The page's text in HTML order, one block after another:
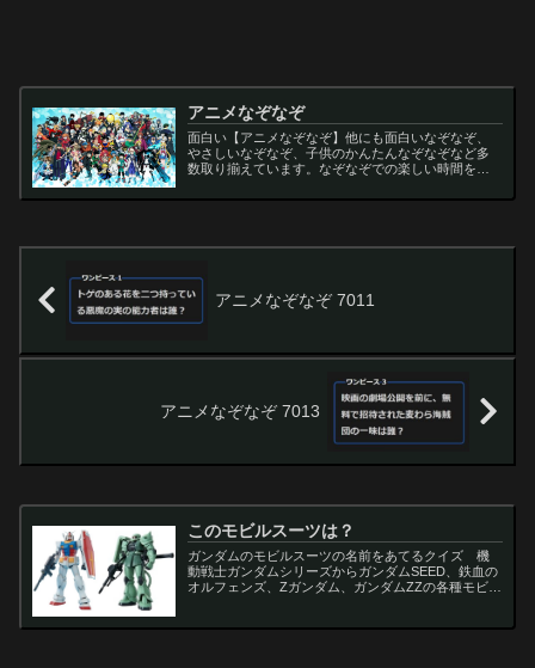
アニメなぞなぞ
面白い【アニメなぞなぞ】他にも面白いなぞなぞ、
やさしいなぞなぞ、子供のかんたんなぞなぞなど多
数取り揃えています。なぞなぞでの楽しい時間をお
アニメなぞなぞ 7011
アニメなぞなぞ 7013
このモビルスーツは？
ガンダムのモビルスーツの名前をあてるクイズ 機
動戦士ガンダムシリーズからガンダムSEED、鉄血の
オルフェンズ、Zガンダム、ガンダムZZの各種モビル